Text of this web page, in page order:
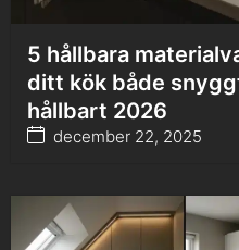
5 hållbara
ditt kök både
hållbart 2026
december 22, 2025